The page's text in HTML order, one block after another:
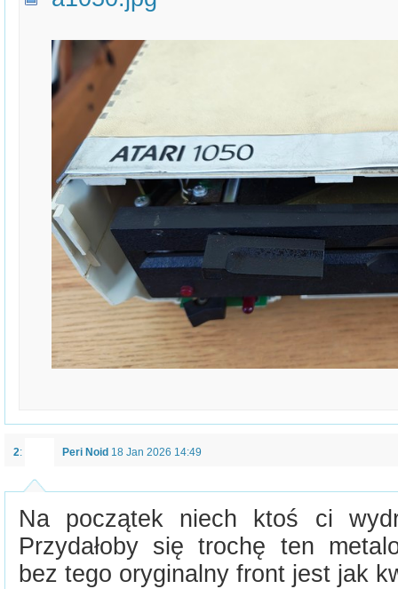
2: Peri Noid 18 Jan 2026 14:49
Na początek niech ktoś ci
Przydałoby się trochę ten
bez tego oryginalny front jest jak